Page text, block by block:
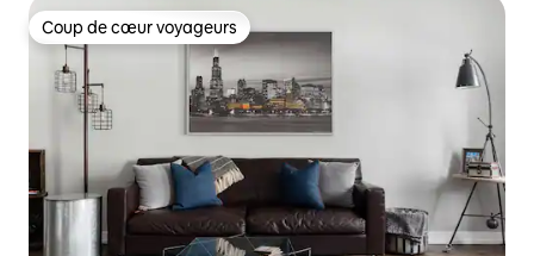
Coup de cœur voyageurs
Coup de cœur voyageurs